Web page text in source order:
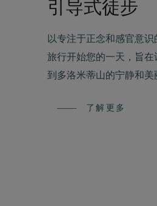
引导式徒步
以专注于正念和感官意
旅行开始您的一天，旨在
到多洛米蒂山的宁静和美
了解更多